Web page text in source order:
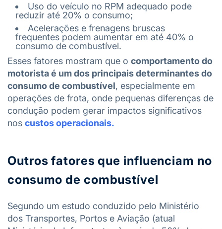
Uso do veículo no RPM adequado pode
reduzir até 20% o consumo;
Acelerações e frenagens bruscas
frequentes podem aumentar em até 40% o
consumo de combustível.
Esses fatores mostram que o comportamento do
motorista é um dos principais determinantes do
consumo de combustível, especialmente em
operações de frota, onde pequenas diferenças de
condução podem gerar impactos significativos
nos custos operacionais.
Outros fatores que influenciam no
consumo de combustível
Segundo um estudo conduzido pelo Ministério
dos Transportes, Portos e Aviação (atual